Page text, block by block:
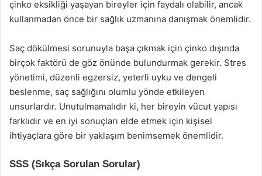
çinko eksikliği yaşayan bireyler için faydalı olabilir, ancak
kullanmadan önce bir sağlık uzmanına danışmak önemlidir.
Saç dökülmesi sorunuyla başa çıkmak için çinko dışında
birçok faktörü de göz önünde bulundurmak gerekir. Stres
yönetimi, düzenli egzersiz, yeterli uyku ve dengeli
beslenme, saç sağlığını olumlu yönde etkileyen
unsurlardır. Unutulmamalıdır ki, her bireyin vücut yapısı
farklıdır ve en iyi sonuçları elde etmek için kişisel
ihtiyaçlara göre bir yaklaşım benimsemek önemlidir.
SSS (Sıkça Sorulan Sorular)